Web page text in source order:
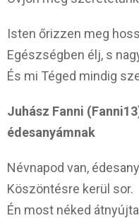
Isten őrizzen meg
Egészségben élj, s
És mi Téged mindig
Juhász Fanni
édesanyámnak
Névnapod van,
Köszöntésre kerül sor.
Én most néked